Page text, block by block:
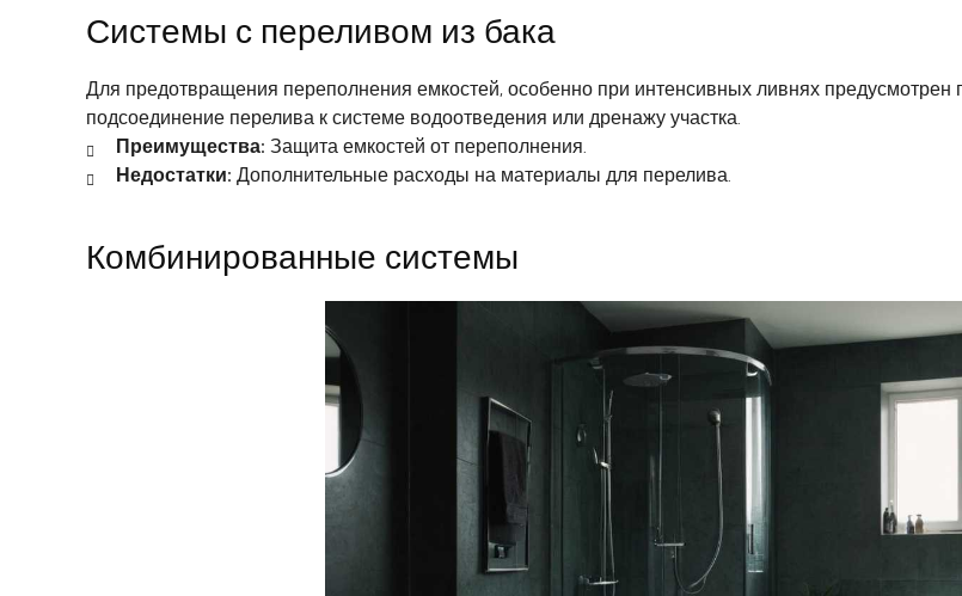
Системы с переливом из бака
Для предотвращения переполнения емкостей, особенно при интенсивных ливнях предусмотрен
подсоединение перелива к системе водоотведения или дренажу участка.
Преимущества: Защита емкостей от переполнения.
Недостатки: Дополнительные расходы на материалы для перелива.
Комбинированные системы